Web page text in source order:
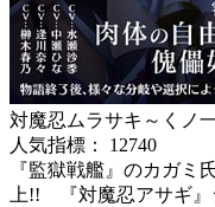
対魔忍ムラサキ～くノ
人気指標： 12740
『監獄戦艦』のカガミ
上!! 『対魔忍アサギ』